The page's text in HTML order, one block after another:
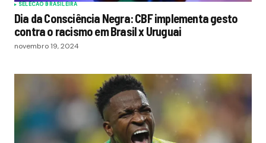
SELECAO BRASILEIRA
Dia da Consciência Negra: CBF implementa gesto
contra o racismo em Brasil x Uruguai
novembro 19, 2024